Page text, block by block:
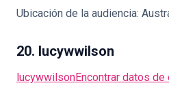
Ubicación de la audiencia:
20. lucywwilson
lucywwilsonEncontrar datos de